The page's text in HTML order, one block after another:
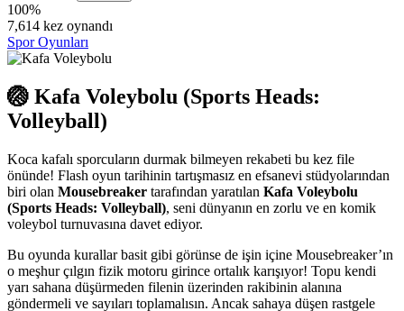
100%
7,614 kez oynandı
Spor Oyunları
🏐 Kafa Voleybolu (Sports Heads:
Volleyball)
Koca kafalı sporcuların durmak bilmeyen rekabeti bu kez file
önünde! Flash oyun tarihinin tartışmasız en efsanevi stüdyolarından
biri olan Mousebreaker tarafından yaratılan Kafa Voleybolu
(Sports Heads: Volleyball), seni dünyanın en zorlu ve en komik
voleybol turnuvasına davet ediyor.
Bu oyunda kurallar basit gibi görünse de işin içine Mousebreaker’ın
o meşhur çılgın fizik motoru girince ortalık karışıyor! Topu kendi
yarı sahana düşürmeden filenin üzerinden rakibinin alanına
göndermeli ve sayıları toplamalısın. Ancak sahaya düşen rastgele